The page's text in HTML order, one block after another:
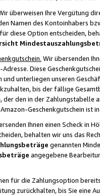
überweisen Ihre Vergütung
Namen des Kontoinhabers
diese Option entscheiden,
Wir übersenden
Diese
unterliegen unseren
bis der fällige
der den in der
Geschenkgutschein ist
Ihnen einen Scheck in
behalten wir uns das
genannten
angegebene
für die Zahlungsoption
zurückhalten, bis Sie